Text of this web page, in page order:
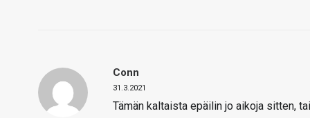
Conn
31.3.2021
Tämän kaltaista epäilin jo aikoja sitten,